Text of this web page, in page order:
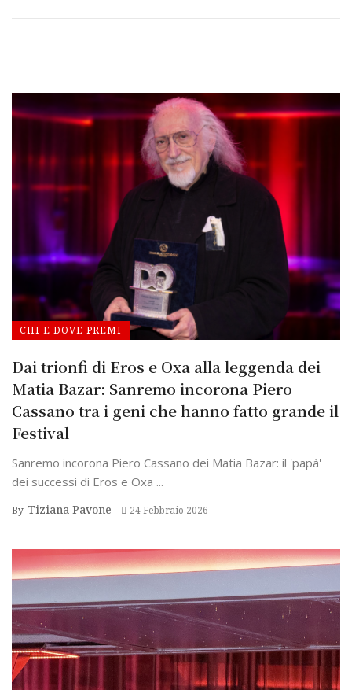
CHI E DOVE PREMI
Dai trionfi di Eros e Oxa alla leggenda dei
Matia Bazar: Sanremo incorona Piero
Cassano tra i geni che hanno fatto grande il
Festival
Sanremo incorona Piero Cassano dei Matia Bazar: il 'papà'
dei successi di Eros e Oxa ...
By Tiziana Pavone 24 Febbraio 2026